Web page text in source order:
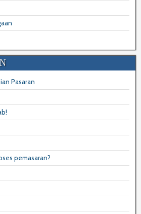
Pasaran
pemasaran?